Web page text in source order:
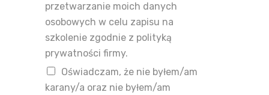
przetwarzanie moich danych
osobowych w celu zapisu na
szkolenie zgodnie z polityką
prywatności firmy.
Oświadczam, że nie byłem/am
karany/a oraz nie byłem/am